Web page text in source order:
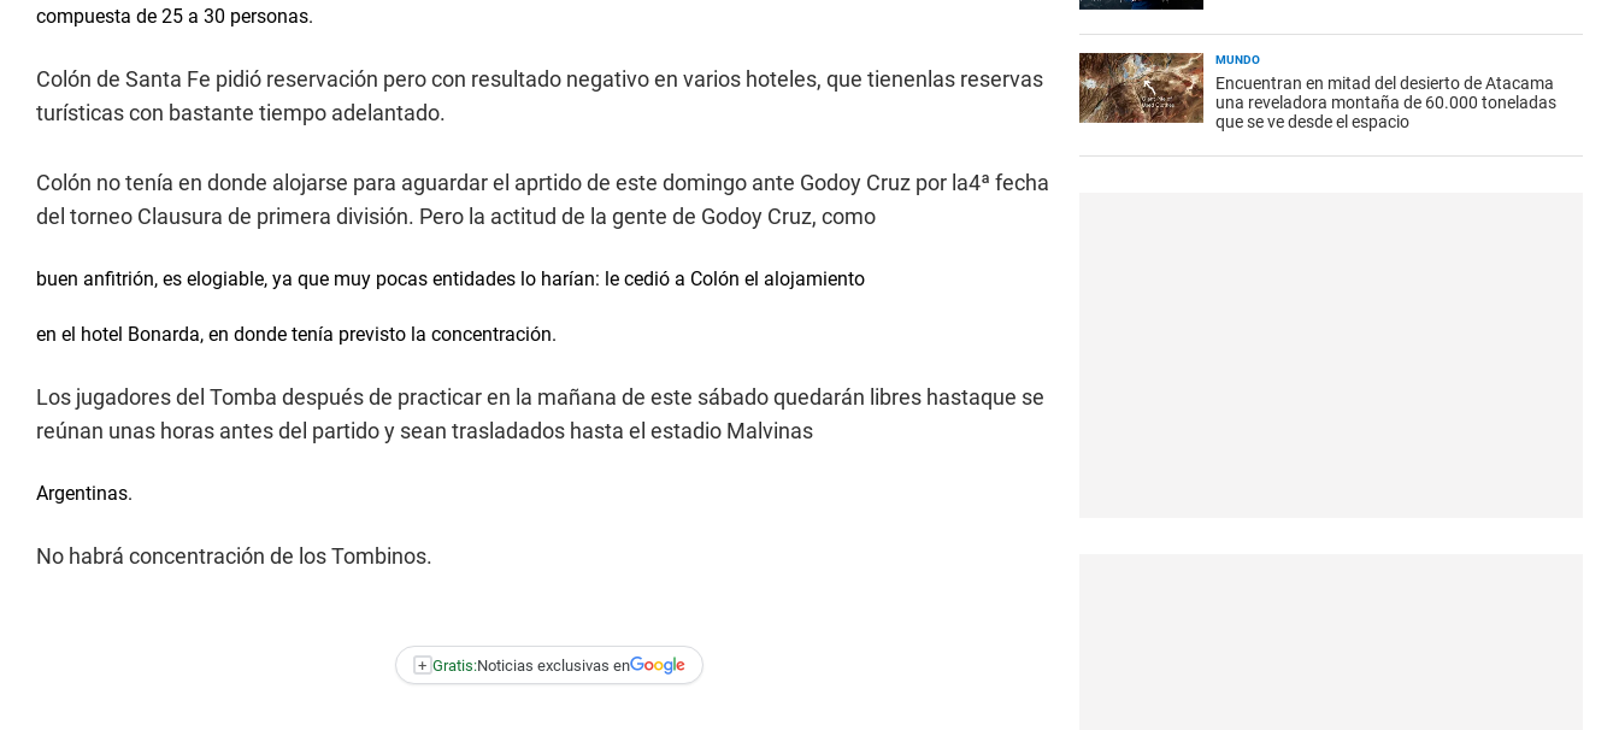
compuesta de 25 a 30 personas.
Colón de Santa Fe pidió reservación pero con resultado negativo en varios hoteles, que tienenlas reservas
turísticas con bastante tiempo adelantado.
Colón no tenía en donde alojarse para aguardar el aprtido de este domingo ante Godoy Cruz por la4ª fecha
del torneo Clausura de primera división. Pero la actitud de la gente de Godoy Cruz, como
buen anfitrión, es elogiable, ya que muy pocas entidades lo harían: le cedió a Colón el alojamiento
en el hotel Bonarda, en donde tenía previsto la concentración.
Los jugadores del Tomba después de practicar en la mañana de este sábado quedarán libres hastaque se
reúnan unas horas antes del partido y sean trasladados hasta el estadio Malvinas
Argentinas.
No habrá concentración de los Tombinos.
+ Gratis:Noticias exclusivas en
MUNDO
Encuentran en mitad del desierto de Atacama
una reveladora montaña de 60.000 toneladas
que se ve desde el espacio